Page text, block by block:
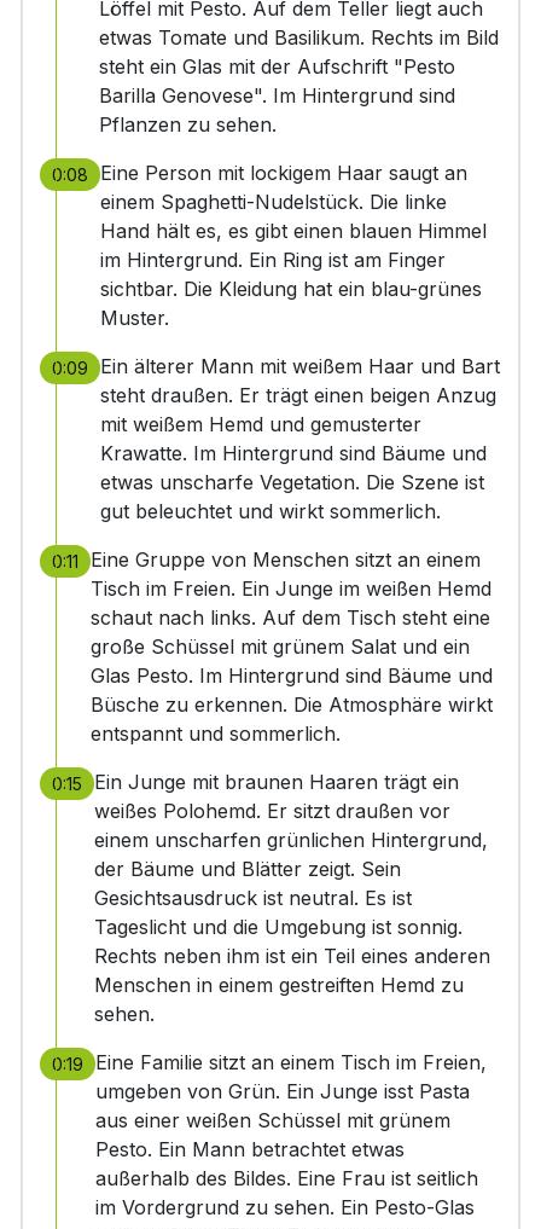
Löffel mit Pesto. Auf dem Teller liegt auch
etwas Tomate und Basilikum. Rechts im Bild
steht ein Glas mit der Aufschrift "Pesto
Barilla Genovese". Im Hintergrund sind
Pflanzen zu sehen.
0:08
Eine Person mit lockigem Haar saugt an
einem Spaghetti-Nudelstück. Die linke
Hand hält es, es gibt einen blauen Himmel
im Hintergrund. Ein Ring ist am Finger
sichtbar. Die Kleidung hat ein blau-grünes
Muster.
0:09
Ein älterer Mann mit weißem Haar und Bart
steht draußen. Er trägt einen beigen Anzug
mit weißem Hemd und gemusterter
Krawatte. Im Hintergrund sind Bäume und
etwas unscharfe Vegetation. Die Szene ist
gut beleuchtet und wirkt sommerlich.
0:11
Eine Gruppe von Menschen sitzt an einem
Tisch im Freien. Ein Junge im weißen Hemd
schaut nach links. Auf dem Tisch steht eine
große Schüssel mit grünem Salat und ein
Glas Pesto. Im Hintergrund sind Bäume und
Büsche zu erkennen. Die Atmosphäre wirkt
entspannt und sommerlich.
0:15
Ein Junge mit braunen Haaren trägt ein
weißes Polohemd. Er sitzt draußen vor
einem unscharfen grünlichen Hintergrund,
der Bäume und Blätter zeigt. Sein
Gesichtsausdruck ist neutral. Es ist
Tageslicht und die Umgebung ist sonnig.
Rechts neben ihm ist ein Teil eines anderen
Menschen in einem gestreiften Hemd zu
sehen.
0:19
Eine Familie sitzt an einem Tisch im Freien,
umgeben von Grün. Ein Junge isst Pasta
aus einer weißen Schüssel mit grünem
Pesto. Ein Mann betrachtet etwas
außerhalb des Bildes. Eine Frau ist seitlich
im Vordergrund zu sehen. Ein Pesto-Glas